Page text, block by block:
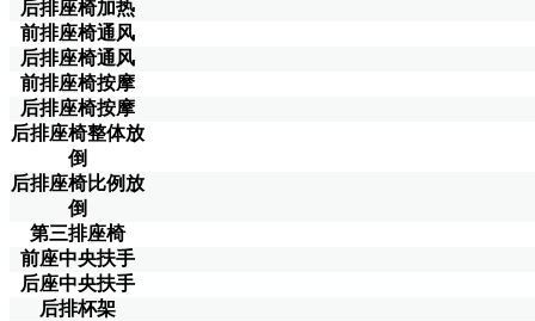
后排座椅加热
前排座椅通风
后排座椅通风
前排座椅按摩
后排座椅按摩
后排座椅整体放
倒
后排座椅比例放
倒
第三排座椅
前座中央扶手
后座中央扶手
后排杯架